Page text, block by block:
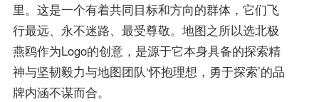
里。这是一个有着共同目标和方向的群体，它们飞
行最远、永不迷路、最受尊敬。地图之所以选北极
燕鸥作为Logo的创意，是源于它本身具备的探索精
神与坚韧毅力与地图团队‘怀抱理想，勇于探索’的品
牌内涵不谋而合。